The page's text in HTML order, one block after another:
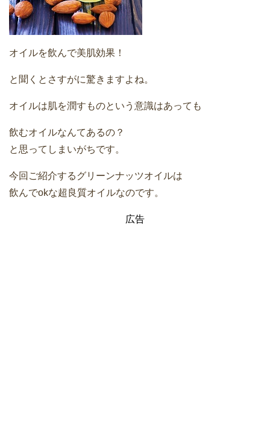
オイルを飲んで美肌効果！
と聞くとさすがに驚きますよね。
オイルは肌を潤すものという意識はあっても
飲むオイルなんてあるの？
と思ってしまいがちです。
今回ご紹介するグリーンナッツオイルは
飲んでokな超良質オイルなのです。
広告